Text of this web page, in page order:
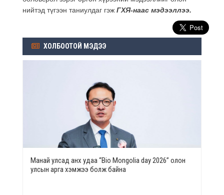
нийтэд түгээн таниулдаг гэж ГХЯ-наас мэдээллээ.
ХОЛБООТОЙ МЭДЭЭ
Манай улсад анх удаа “Bio Mongolia day 2026” олон
улсын арга хэмжээ болж байна